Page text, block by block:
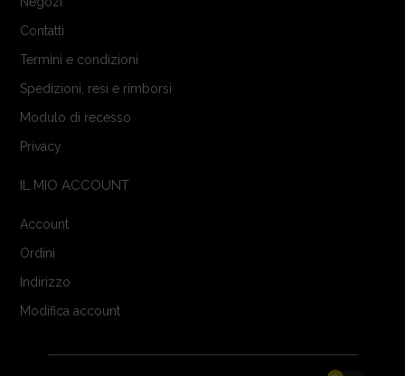
Contatti
Termini e condizioni
Spedizioni, resi e rimborsi
Modulo di recesso
Privacy
IL MIO ACCOUNT
Account
Ordini
Indirizzo
Modifica account